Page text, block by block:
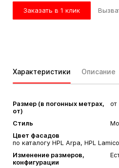
Заказать в 1 клик
Характеристики Описание
Размер (в погонных метрах,
от)
от
Стиль
Цвет фасадов
по каталогу HPL Arpa, HPL
Изменение размеров,
конфигурации